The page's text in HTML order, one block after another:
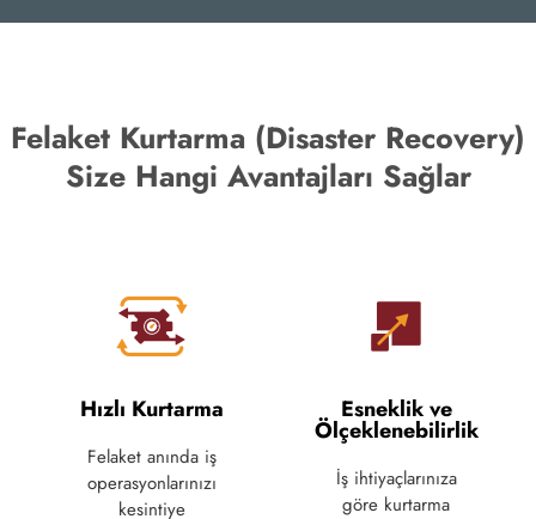
Felaket Kurtarma (Disaster Recovery)
Size Hangi Avantajları Sağlar
Hızlı Kurtarma
Felaket anında iş
operasyonlarınızı
kesintiye
Esneklik ve
Ölçeklenebilirlik
İş ihtiyaçlarınıza
göre kurtarma